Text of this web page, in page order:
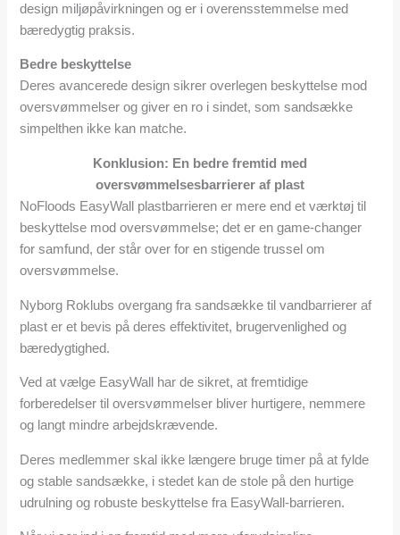
design miljøpåvirkningen og er i overensstemmelse med
bæredygtig praksis.
Bedre beskyttelse
Deres avancerede design sikrer overlegen beskyttelse mod
oversvømmelser og giver en ro i sindet, som sandsække
simpelthen ikke kan matche.
Konklusion: En bedre fremtid med
oversvømmelsesbarrierer af plast
NoFloods EasyWall plastbarrieren er mere end et værktøj til
beskyttelse mod oversvømmelse; det er en game-changer
for samfund, der står over for en stigende trussel om
oversvømmelse.
Nyborg Roklubs overgang fra sandsække til vandbarrierer af
plast er et bevis på deres effektivitet, brugervenlighed og
bæredygtighed.
Ved at vælge EasyWall har de sikret, at fremtidige
forberedelser til oversvømmelser bliver hurtigere, nemmere
og langt mindre arbejdskrævende.
Deres medlemmer skal ikke længere bruge timer på at fylde
og stable sandsække, i stedet kan de stole på den hurtige
udrulning og robuste beskyttelse fra EasyWall-barrieren.